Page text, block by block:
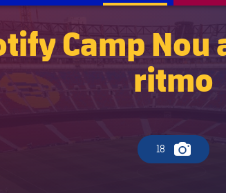
Camp Nou
ritmo
18
Icono de